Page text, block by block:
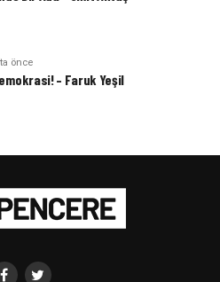
önce
– Faruk Yeşil